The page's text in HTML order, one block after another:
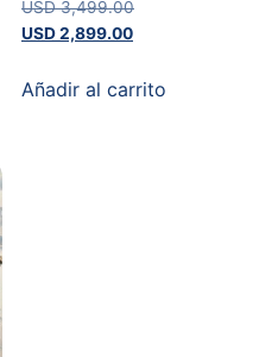
USD3,499.00El
era:
USD2,899.00El
actual
Añadir al carrito